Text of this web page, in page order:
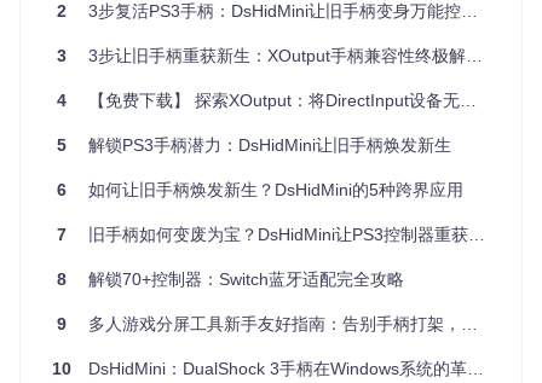
🧩 为什么换了操作系统，手柄映射工具就用不了了？这是因为
通多种语言的翻译，无论是Windows还是Linux系统，它都能
置，无需重新学习新工具。
📌 安装步骤： 问题：如何在不同系统上正确安装AntiMicro
（建议选择3.1以上版本），安装时记得勾选"添加到系统PAT
入以下命令：
到你的手柄名称，说明安装成功。
2 3步复活PS3手柄：DsHidMini让旧手柄变身万能控制器
3 3步让旧手柄重获新生：XOutput手柄兼容性终极解决方案
4 【免费下载】 探索XOutput：将DirectInput设备无缝转换为XInput的魔法工具箱
5 解锁PS3手柄潜力：DsHidMini让旧手柄焕发新生
6 如何让旧手柄焕发新生？DsHidMini的5种跨界应用
7 旧手柄如何变废为宝？DsHidMini让PS3控制器重获新生
8 解锁70+控制器：Switch蓝牙适配完全攻略
9 多人游戏分屏工具新手友好指南：告别手柄打架，轻松畅玩本地多人游戏
10 DsHidMini：DualShock 3手柄在Windows系统的革新性兼容方案